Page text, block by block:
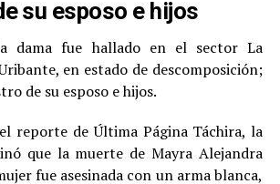
su esposo e hijos
dama fue hallado en el sector La
en estado de descomposición;
de su esposo e hijos.
reporte de Última Página Táchira, la
que la muerte de Mayra Alejandra
fue asesinada con un arma blanca,